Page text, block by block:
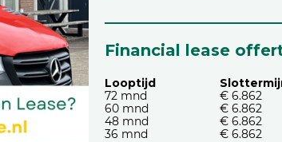
Financial lease
Looptijd
72 mnd
60 mnd
48 mnd
36 mnd
€ 6.862
€ 6.862
€ 6.862
€ 6.862